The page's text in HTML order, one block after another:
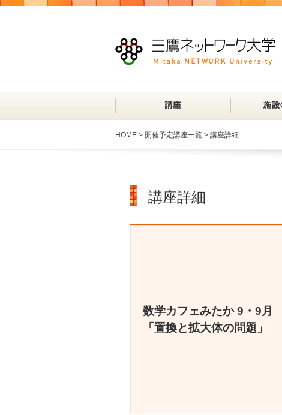
HOME > 開催予定講座一覧 > 講座詳細
講座詳細
数学カフェみたか 9・9月
「置換と拡大体の問題」